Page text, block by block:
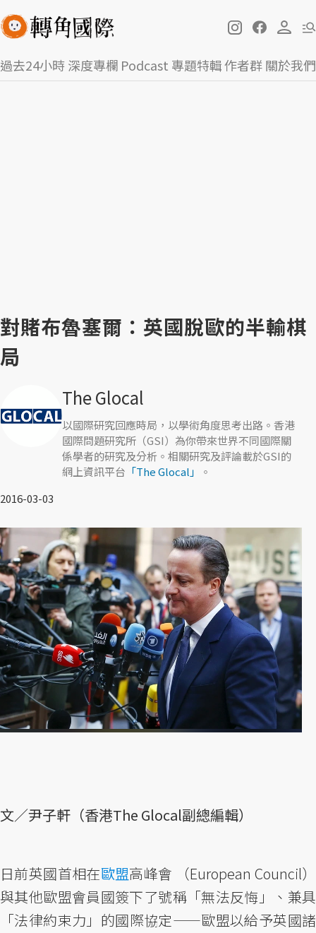
過去24小時深度專欄 Podcast 專題特輯作者群關於我們
對賭布魯塞爾：英國脫歐的半輸棋
局
The Glocal
以國際研究回應時局，以學術角度思考出路。香港
國際問題研究所（GSI）為你帶來世界不同國際關
係學者的研究及分析。相關研究及評論載於GSI的
網上資訊平台 「The Glocal」
。
2016-03-03
文／尹子軒（香港The Glocal副總編輯）
日前英國首相在歐盟高峰會 （European Council）
與其他歐盟會員國簽下了號稱「無法反悔」、兼具
「法律約束力」的國際協定——歐盟以給予英國諸